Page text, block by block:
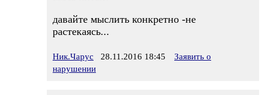
давайте мыслить конкретно -не
растекаясь...
Ник.Чарус 28.11.2016 18:45
Заявить о
нарушении